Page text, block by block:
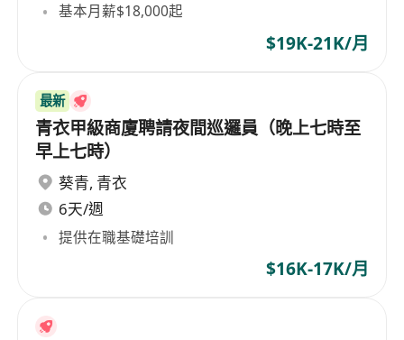
基本月薪$18,000起
$19K-21K/月
最新
青衣甲級商廈聘請夜間巡邏員（晚上七時至
早上七時）
葵青, 青衣
6天/週
提供在職基礎培訓
$16K-17K/月